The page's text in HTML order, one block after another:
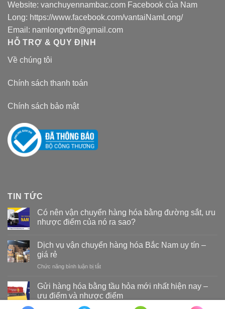
Website: vanchuyennambac.com Facebook của Nam
Long: https://www.facebook.com/vantaiNamLong/
Email: namlongvtbn@gmail.com
HỖ TRỢ & QUY ĐỊNH
Về chúng tôi
Chính sách thanh toán
Chính sách bảo mật
TIN TỨC
Có nên vận chuyển hàng hóa bằng đường sắt, ưu
nhược điểm của nó ra sao?
Dịch vụ vận chuyển hàng hóa Bắc Nam uy tín –
giá rẻ
Chức năng bình luận bị tắt
vụ
vận
chuyển
Gửi hàng hóa bằng tầu hỏa mới nhất hiện nay –
ưu điểm và nhược điểm